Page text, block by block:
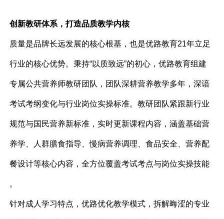
创新教研体系，打造品质教学内核
质量是品牌长远发展的核心根基，也是优路教育21年立足
行业的核心优势。秉持“以质致远”的初心，优路教育组建
专属公共营养师教研团队，团队深耕营养教学多年，深谙
考试考纲变化与行业岗位实操标准。教研团队紧跟新行业
规范与国民营养新标准，实时更新课程内容，涵盖基础营
养学、人群膳食指导、慢病营养调理、食品安全、营养配
餐设计等核心内容，全方位覆盖考试考点与岗位实操技能
。
针对成人学习特点，优路优化教学模式，拆解晦涩的专业